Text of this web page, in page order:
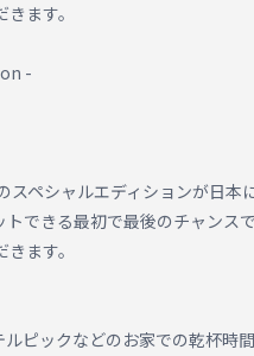
ます。
-
スペシャルエディションが日本
できる最初で最後のチャンスで
ます。
ピックなどのお家での乾杯時